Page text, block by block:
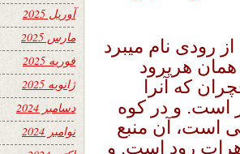
رودی نام میبرد
هریرود
که آنرا
است. و در کوه
است، آن منبع
رود است. و
آوریل 2025
مارس 2025
فوریه 2025
ژانویه 2025
دسامبر 2024
نوامبر 2024